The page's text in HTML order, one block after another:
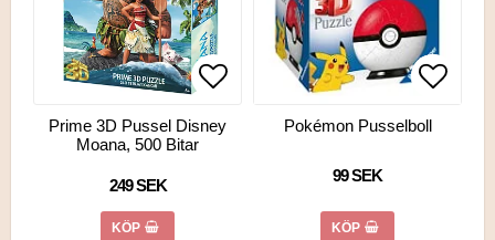
Lägg till i favoritlistan
Prime 3D Pussel Disney
Moana, 500 Bitar
249 SEK
KÖP
Lägg
Lägg
Pokémon Pusselboll
99 SEK
KÖP